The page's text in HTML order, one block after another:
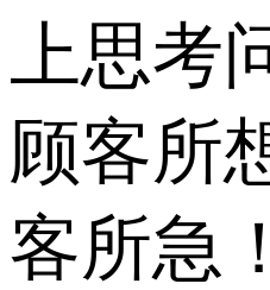
上思考
顾客所
客所急